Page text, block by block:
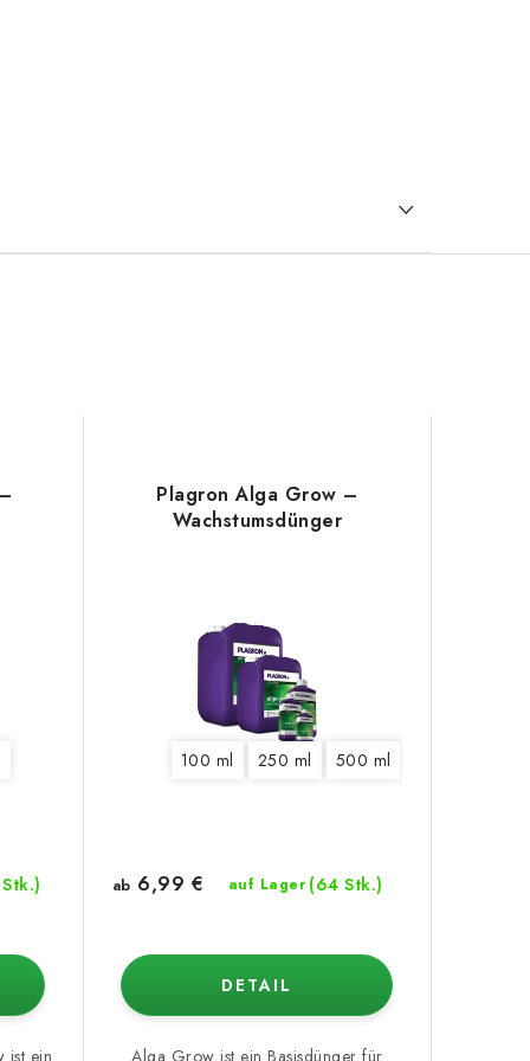
ist ein
Plagron Alga Grow –
Wachstumsdünger
100 ml 250 ml 500 ml
auf Lager (64 Stk.)
ab 6,99 €
DETAIL
Alga Grow ist ein Basisdünger für